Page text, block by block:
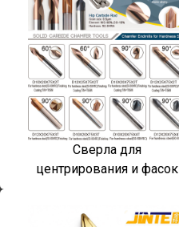
Сверла для
центрирования и фасок